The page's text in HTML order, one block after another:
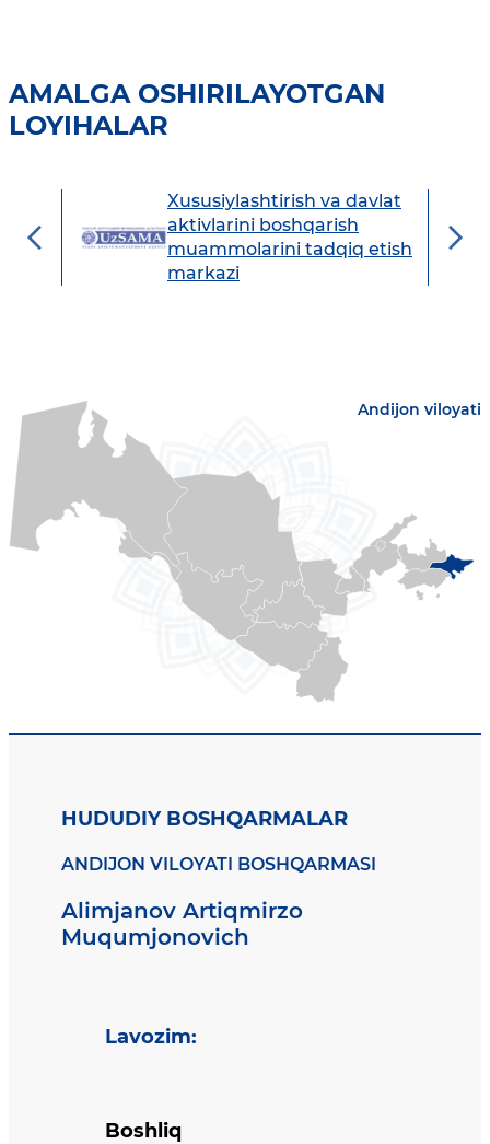
AMALGA OSHIRILAYOTGAN
LOYIHALAR
Xususiylashtirish va davlat
aktivlarini boshqarish
muammolarini tadqiq etish
markazi
Andijon viloyati
HUDUDIY BOSHQARMALAR
ANDIJON VILOYATI BOSHQARMASI
Alimjanov Artiqmirzo
Muqumjonovich
Lavozim:
Boshliq